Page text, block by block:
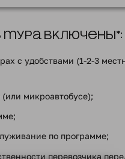
включены*:
с удобствами (1-2-3
микроавтобусе);
по программе;
перевозчика